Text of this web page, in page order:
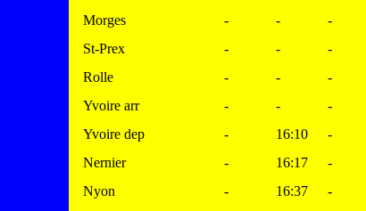
Morges
- - -
St-Prex
- - -
Rolle
- - -
Yvoire arr
- - -
Yvoire dep
- 16:10 -
Nernier
- 16:17 -
Nyon
- 16:37 -